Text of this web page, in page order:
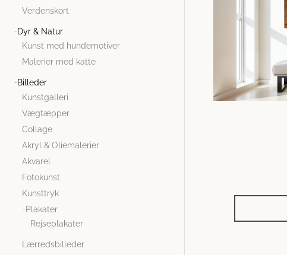
Verdenskort
Dyr & Natur
Kunst med hundemotiver
Malerier med katte
Billeder
Kunstgalleri
Vægtæpper
Collage
Akryl & Oliemalerier
Akvarel
Fotokunst
Kunsttryk
Plakater
Rejseplakater
Lærredsbilleder